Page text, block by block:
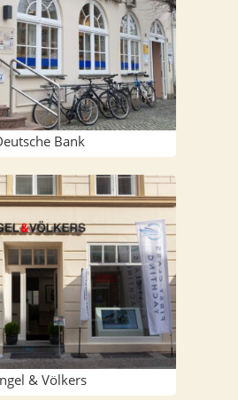
Bank
& Völkers